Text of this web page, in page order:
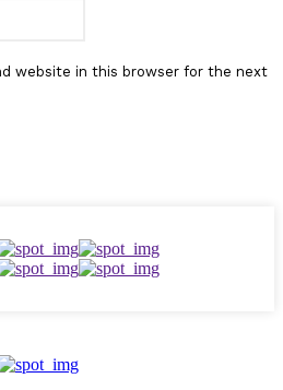
website in this browser for the next